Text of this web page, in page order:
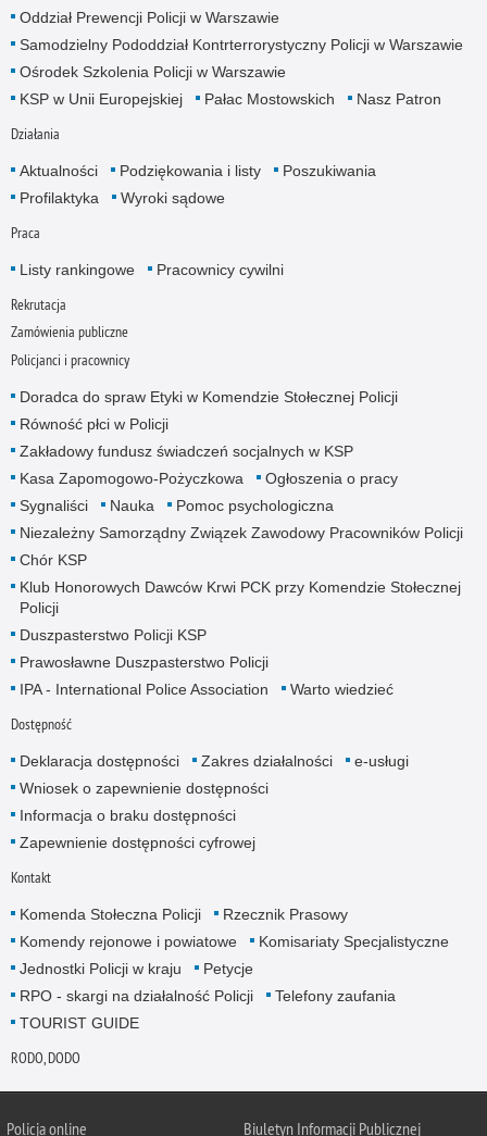
Oddział Prewencji Policji w Warszawie
Samodzielny Pododdział Kontrterrorystyczny Policji w Warszawie
Ośrodek Szkolenia Policji w Warszawie
KSP w Unii Europejskiej
Pałac Mostowskich Nasz Patron
Działania
Aktualności Podziękowania i listy
Poszukiwania
Profilaktyka
Wyroki sądowe
Praca
Listy rankingowe Pracownicy cywilni
Rekrutacja
Zamówienia publiczne
Policjanci i pracownicy
Doradca do spraw Etyki w Komendzie Stołecznej Policji
Równość płci w Policji
Zakładowy fundusz świadczeń socjalnych w KSP
Kasa Zapomogowo-Pożyczkowa
Ogłoszenia o pracy
Sygnaliści
Nauka
Pomoc psychologiczna
Niezależny Samorządny Związek Zawodowy Pracowników Policji
Chór KSP
Klub Honorowych Dawców Krwi PCK przy Komendzie Stołecznej
Policji
Duszpasterstwo Policji KSP
Prawosławne Duszpasterstwo Policji
IPA - International Police Association
Warto wiedzieć
Dostępność
Deklaracja dostępności Zakres działalności
e-usługi
Wniosek o zapewnienie dostępności
Informacja o braku dostępności
Zapewnienie dostępności cyfrowej
Kontakt
Komenda Stołeczna Policji
Rzecznik Prasowy
Komendy rejonowe i powiatowe
Komisariaty Specjalistyczne
Jednostki Policji w kraju
Petycje
RPO - skargi na działalność Policji
Telefony zaufania
TOURIST GUIDE
RODO, DODO
Policja online Biuletyn Informacji Publicznej